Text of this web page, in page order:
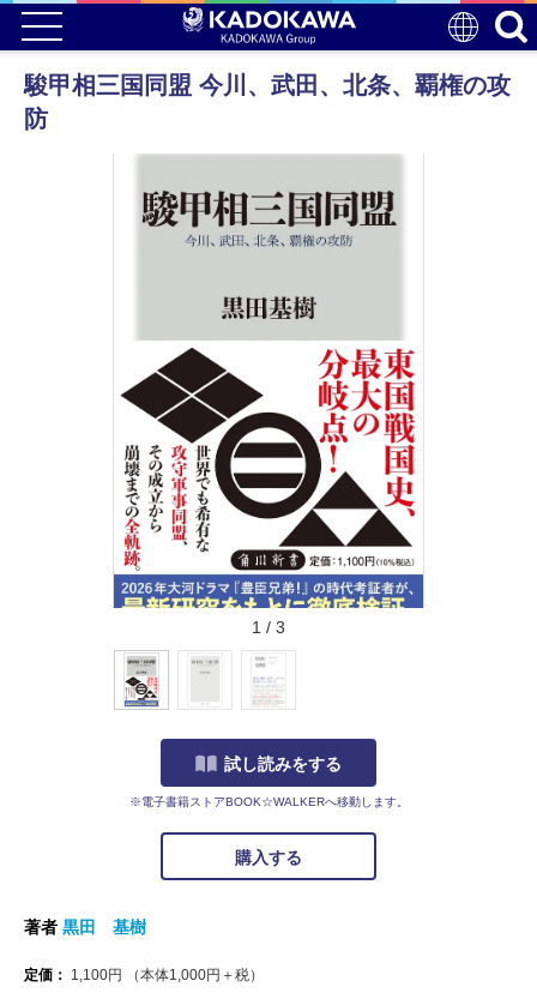
駿甲相三国同盟 今川、武田、北条、覇権の攻
防
1 / 3
試し読みをする
※電子書籍ストアBOOK☆WALKERへ移動します。
購入する
著者 黒田 基樹
定価： 1,100円 （本体1,000円＋税）